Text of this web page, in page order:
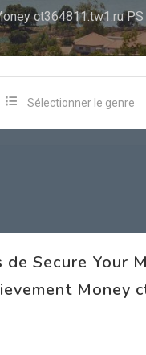
ct364811.tw1.ru PS
Sélectionner le genre
Secure Your
Money